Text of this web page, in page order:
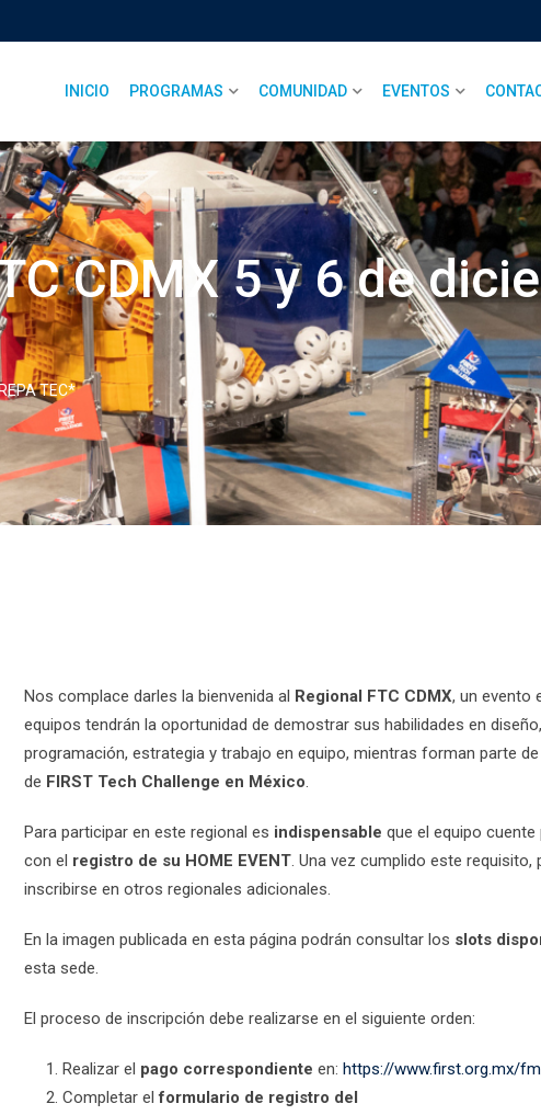
INICIO PROGRAMAS COMUNIDAD EVENTOS
CDMX 5 y 6 de
TEC*
Nos complace darles la bienvenida al Regional FTC CDMX, un evento
equipos tendrán la oportunidad de demostrar sus habilidades en diseño,
programación, estrategia y trabajo en equipo, mientras forman parte
de FIRST Tech Challenge en México.
Para participar en este regional es indispensable que el equipo cuente
con el registro de su HOME EVENT. Una vez cumplido este requisito,
inscribirse en otros regionales adicionales.
En la imagen publicada en esta página podrán consultar los slots
esta sede.
El proceso de inscripción debe realizarse en el siguiente orden:
Realizar el pago correspondiente en: https://www.first.org.mx/
Completar elformulario de registro del